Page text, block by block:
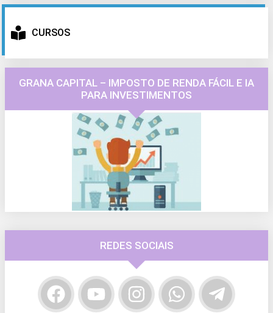
CURSOS
GRANA CAPITAL – IMPOSTO DE RENDA FÁCIL E IA
PARA INVESTIMENTOS
REDES SOCIAIS